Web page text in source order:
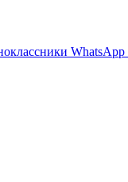
WhatsApp